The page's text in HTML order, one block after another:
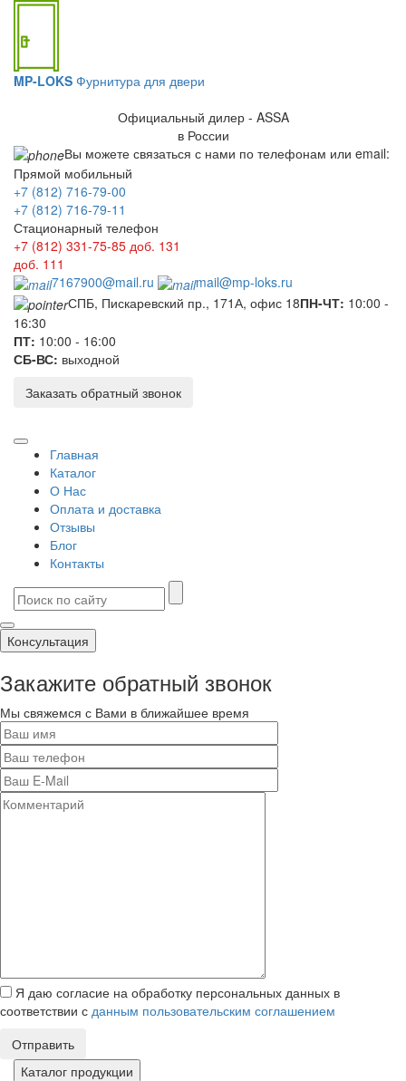
MP-LOKS Фурнитура для двери
Официальный дилер - ASSA
в России
Вы можете связаться с нами по телефонам или email:
Прямой мобильный
+7 (812) 716-79-00
+7 (812) 716-79-11
Стационарный телефон
+7 (812) 331-75-85 доб. 131
доб. 111
7167900@mail.ru
mail@mp-loks.ru
СПБ, Пискаревский пр., 171А, офис 18ПН-ЧТ: 10:00 -
16:30
ПТ: 10:00 - 16:00
СБ-ВС: выходной
Заказать обратный звонок
Главная
Каталог
О Нас
Оплата и доставка
Отзывы
Блог
Контакты
Консультация
Закажите обратный звонок
Мы свяжемся с Вами в ближайшее время
Я даю согласие на обработку персональных данных в
соответствии с данным пользовательским соглашением
Отправить
Каталог продукции